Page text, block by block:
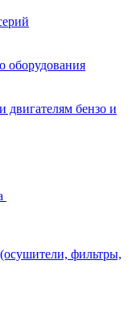
оборудования
двигателям бензо и
фильтры,